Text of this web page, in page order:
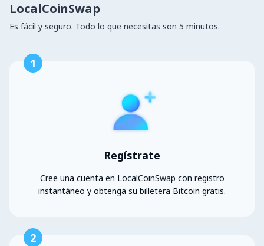
LocalCoinSwap
Es fácil y seguro. Todo lo que necesitas son 5 minutos.
1
Regístrate
Cree una cuenta en LocalCoinSwap con registro
instantáneo y obtenga su billetera Bitcoin gratis.
2